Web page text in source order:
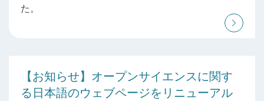
た。
【お知らせ】オープンサイエンスに関す
る日本語のウェブページをリニューアル